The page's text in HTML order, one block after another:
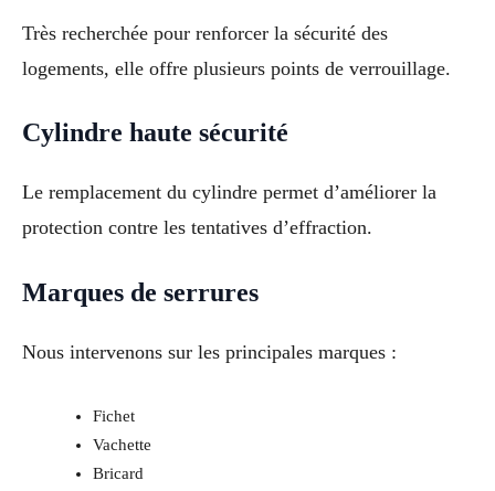
Très recherchée pour renforcer la sécurité des
logements, elle offre plusieurs points de verrouillage.
Cylindre haute sécurité
Le remplacement du cylindre permet d’améliorer la
protection contre les tentatives d’effraction.
Marques de serrures
Nous intervenons sur les principales marques :
Fichet
Vachette
Bricard